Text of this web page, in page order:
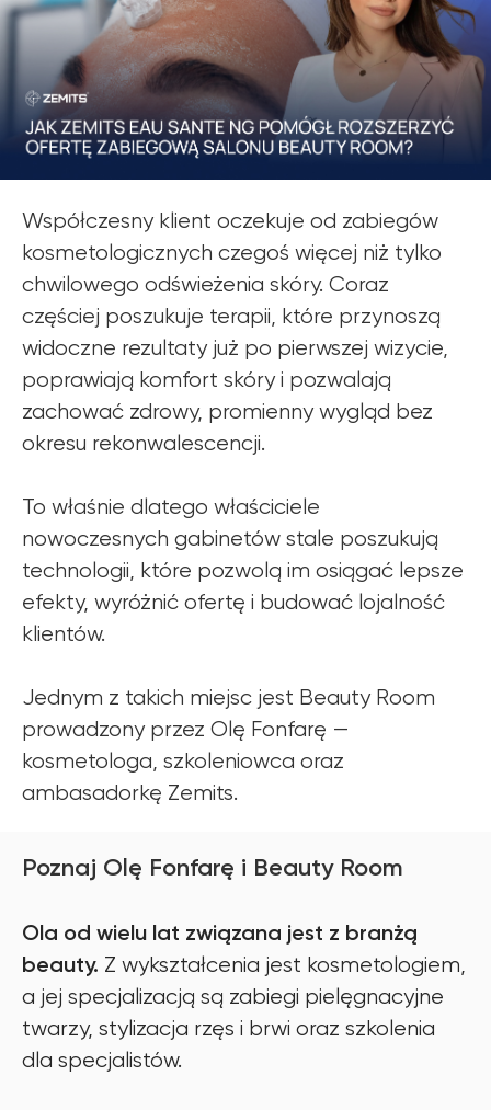
Współczesny klient oczekuje od zabiegów
kosmetologicznych czegoś więcej niż tylko
chwilowego odświeżenia skóry. Coraz
częściej poszukuje terapii, które przynoszą
widoczne rezultaty już po pierwszej wizycie,
poprawiają komfort skóry i pozwalają
zachować zdrowy, promienny wygląd bez
okresu rekonwalescencji.
To właśnie dlatego właściciele
nowoczesnych gabinetów stale poszukują
technologii, które pozwolą im osiągać lepsze
efekty, wyróżnić ofertę i budować lojalność
klientów.
Jednym z takich miejsc jest Beauty Room
prowadzony przez Olę Fonfarę —
kosmetologa, szkoleniowca oraz
ambasadorkę Zemits.
Poznaj Olę Fonfarę i Beauty Room
Ola od wielu lat związana jest z branżą
beauty. Z wykształcenia jest kosmetologiem,
a jej specjalizacją są zabiegi pielęgnacyjne
twarzy, stylizacja rzęs i brwi oraz szkolenia
dla specjalistów.